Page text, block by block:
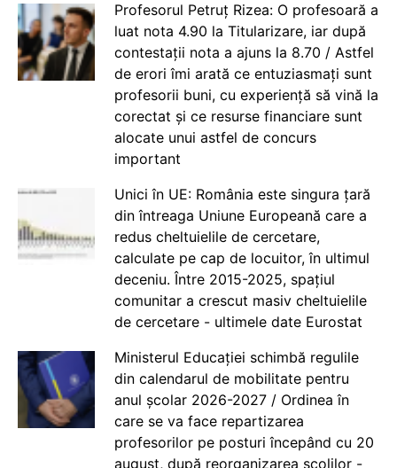
Profesorul Petruț Rizea: O profesoară a
luat nota 4.90 la Titularizare, iar după
contestații nota a ajuns la 8.70 / Astfel
de erori îmi arată ce entuziasmați sunt
profesorii buni, cu experiență să vină la
corectat și ce resurse financiare sunt
alocate unui astfel de concurs
important
Unici în UE: România este singura țară
din întreaga Uniune Europeană care a
redus cheltuielile de cercetare,
calculate pe cap de locuitor, în ultimul
deceniu. Între 2015-2025, spațiul
comunitar a crescut masiv cheltuielile
de cercetare - ultimele date Eurostat
Ministerul Educației schimbă regulile
din calendarul de mobilitate pentru
anul școlar 2026-2027 / Ordinea în
care se va face repartizarea
profesorilor pe posturi începând cu 20
august, după reorganizarea școlilor -